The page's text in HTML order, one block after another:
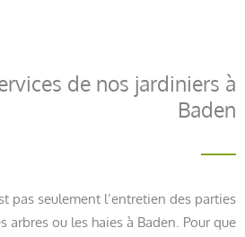
de nos jardiniers à
Baden
pas seulement l’entretien des parties
arbres ou les haies à Baden. Pour que